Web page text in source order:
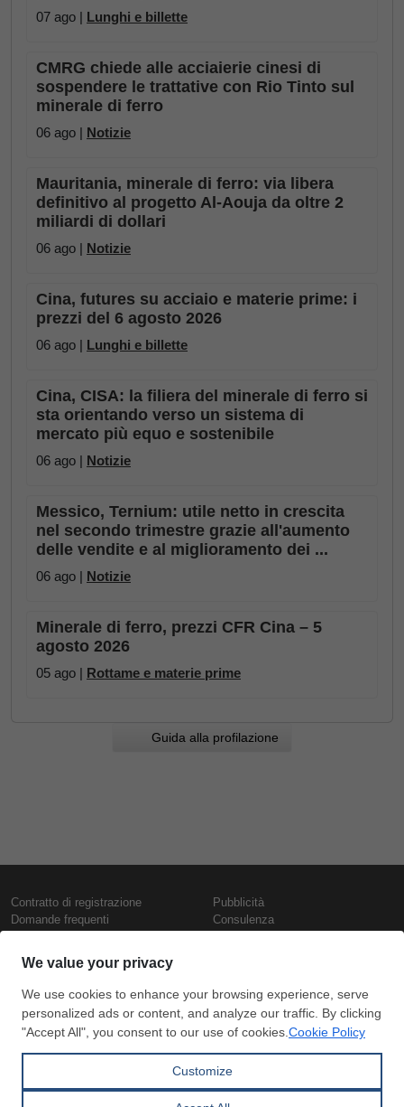
07 ago | Lunghi e billette
CMRG chiede alle acciaierie cinesi di
sospendere le trattative con Rio Tinto sul
minerale di ferro
06 ago | Notizie
Mauritania, minerale di ferro: via libera
definitivo al progetto Al-Aouja da oltre 2
miliardi di dollari
06 ago | Notizie
Cina, futures su acciaio e materie prime: i
prezzi del 6 agosto 2026
06 ago | Lunghi e billette
Cina, CISA: la filiera del minerale di ferro si
sta orientando verso un sistema di
mercato più equo e sostenibile
06 ago | Notizie
Messico, Ternium: utile netto in crescita
nel secondo trimestre grazie all'aumento
delle vendite e al miglioramento dei ...
06 ago | Notizie
Minerale di ferro, prezzi CFR Cina – 5
agosto 2026
05 ago | Rottame e materie prime
Guida alla profilazione
Contratto di registrazione
Domande frequenti
Presentazione
Contattaci
Termini di utilizzo
Politica di riservatezza
Pubblicità
Consulenza
Prezzi e indici
Prezzi giornalieri rottame
Marketplace Inc.
Tutti i diritti riservati